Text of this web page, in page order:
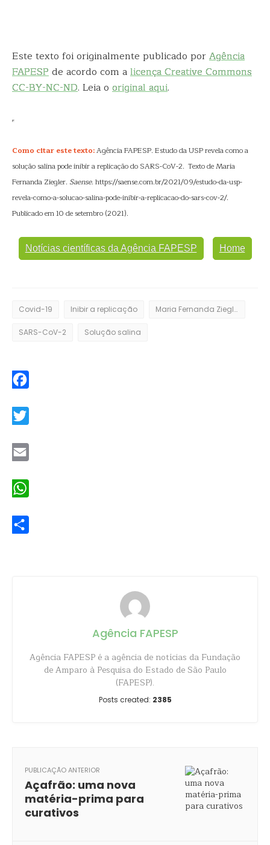
Este texto foi originalmente publicado porAgência
FAPESPde acordo com alicença Creative Commons
CC-BY-NC-ND. Leia o original aqui.
Como citar este texto:Agência FAPESP. Estudo da USP revela como a
solução salina pode inibir a replicação do SARS-CoV-2. Texto de Maria
Fernanda Ziegler. Saense. https://saense.com.br/2021/09/estudo-da-usp-
revela-como-a-solucao-salina-pode-inibir-a-replicacao-do-sars-cov-2/.
Publicado em 10 de setembro (2021).
Notícias científicas da Agência FAPESP Home
Covid-19 Inibir a replicação Maria Fernanda Ziegler
SARS-CoV-2 Solução salina
Agência FAPESP
Agência FAPESP é a agência de notícias da Fundação
de Amparo à Pesquisa do Estado de São Paulo
(FAPESP).
Posts created: 2385
PUBLICAÇÃO ANTERIOR
Açafrão: uma nova
matéria-prima para
curativos